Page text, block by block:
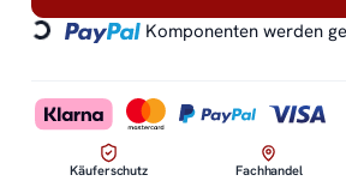
Loading... Komponenten werden
Käuferschutz Fachhandel